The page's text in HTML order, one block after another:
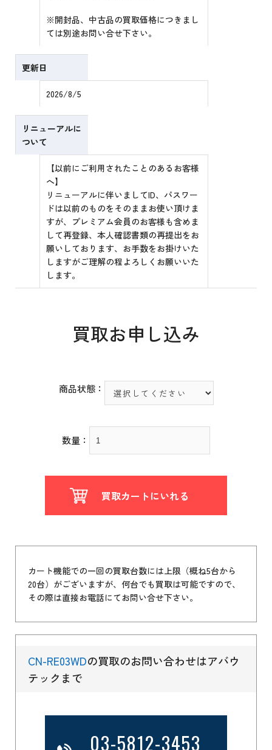
※開封品、中古品の買取価格につきまし
ては別途お問い合せ下さい。
更新日
2026/8/5
リニューアルに
ついて
【以前にご利用されたことのあるお客様
へ】
リニューアルに伴いましてID、パスワー
ドは以前のものをそのままお使い頂けま
すが、プレミアム会員のお客様も含めま
して再登録、本人確認書類の再提出をお
願いしております、お手数をお掛けいた
しますがご理解の程よろしくお願いいた
します。
買取お申し込み
商品状態：
数量：
買取カートにいれる
カート機能での一回の買取台数には上限（概ね5台から
20台）がございますが、何台でも買取は可能ですので、
その際は直接お電話にてお問い合せ下さい。
CN-RE03WDの買取のお問い合わせはアバウ
テックまで
03-5812-3453